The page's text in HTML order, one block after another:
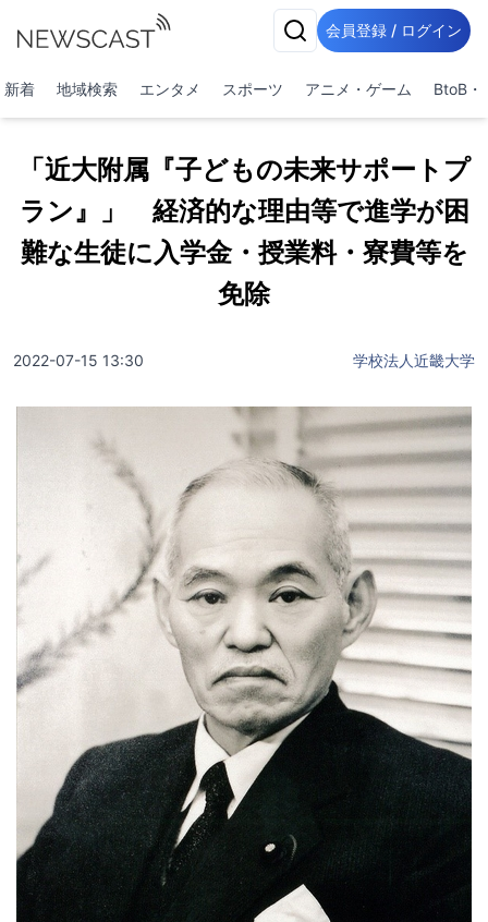
会員登録 / ログイン
新着 地域検索 エンタメ スポーツ アニメ・ゲーム BtoB・
「近大附属『子どもの未来サポートプ
ラン』」 経済的な理由等で進学が困
難な生徒に入学金・授業料・寮費等を
免除
2022-07-15 13:30 学校法人近畿大学